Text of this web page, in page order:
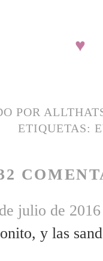
♥
POR
ETIQUETAS:
julio de
y las